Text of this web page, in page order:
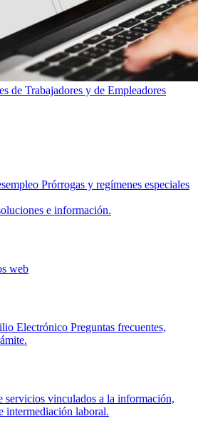
de Trabajadores y de Empleadores
Prórrogas y regímenes especiales
e información.
web
Electrónico Preguntas frecuentes,
servicios vinculados a la información,
intermediación laboral.